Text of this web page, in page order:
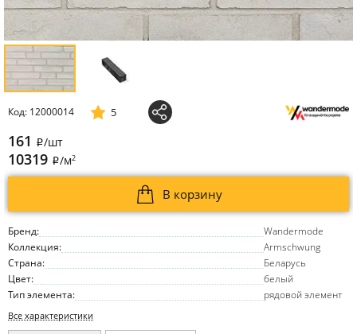
Бренд:
Wandermode
Коллекция:
Armschwung
Страна:
Беларусь
Цвет:
белый
Тип элемента:
рядовой элемент
Все характеристики
Код: 12000014 5
161 i/шт
10319 i/м2
В корзину